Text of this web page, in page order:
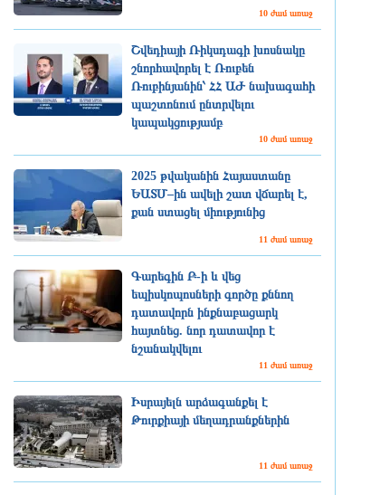
10 ժամ առաջ
Շվեդիայի Ռիկսդագի խոսնակը
շնորհավորել է Ռուբեն
Ռուբինյանին՝ ՀՀ ԱԺ նախագահի
պաշտոնում ընտրվելու
կապակցությամբ
10 ժամ առաջ
2025 թվականին Հայաստանը
ԵԱՏՄ–ին ավելի շատ վճարել է,
քան ստացել միությունից
11 ժամ առաջ
Գարեգին Բ-ի և վեց
եպիսկոպոսների գործը քննող
դատավորն ինքնաբացարկ
հայտնեց. նոր դատավոր է
նշանակվելու
11 ժամ առաջ
Իսրայելն արձագանքել է
Թուրքիայի մեղադրանքներին
11 ժամ առաջ